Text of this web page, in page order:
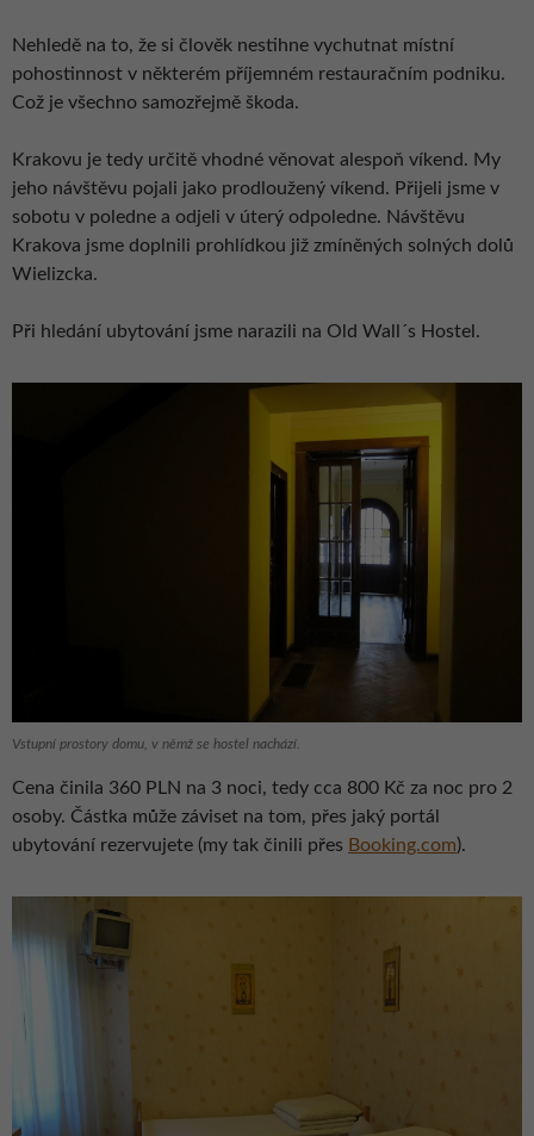
Nehledě na to, že si člověk nestihne vychutnat místní
pohostinnost v některém příjemném restauračním podniku.
Což je všechno samozřejmě škoda.
Krakovu je tedy určitě vhodné věnovat alespoň víkend. My
jeho návštěvu pojali jako prodloužený víkend. Přijeli jsme v
sobotu v poledne a odjeli v úterý odpoledne. Návštěvu
Krakova jsme doplnili prohlídkou již zmíněných solných dolů
Wielizcka.
Při hledání ubytování jsme narazili na Old Wall´s Hostel.
Vstupní prostory domu, v němž se hostel nachází.
Cena činila 360 PLN na 3 noci, tedy cca 800 Kč za noc pro 2
osoby. Částka může záviset na tom, přes jaký portál
ubytování rezervujete (my tak činili přes Booking.com).